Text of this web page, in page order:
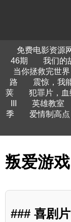
免费电影资源
46期
我们的
当你拯救完世界
路
震惊，我
荚
犯罪片，
英雄教室
季
爱情制高点
叛爱游戏
### 喜剧